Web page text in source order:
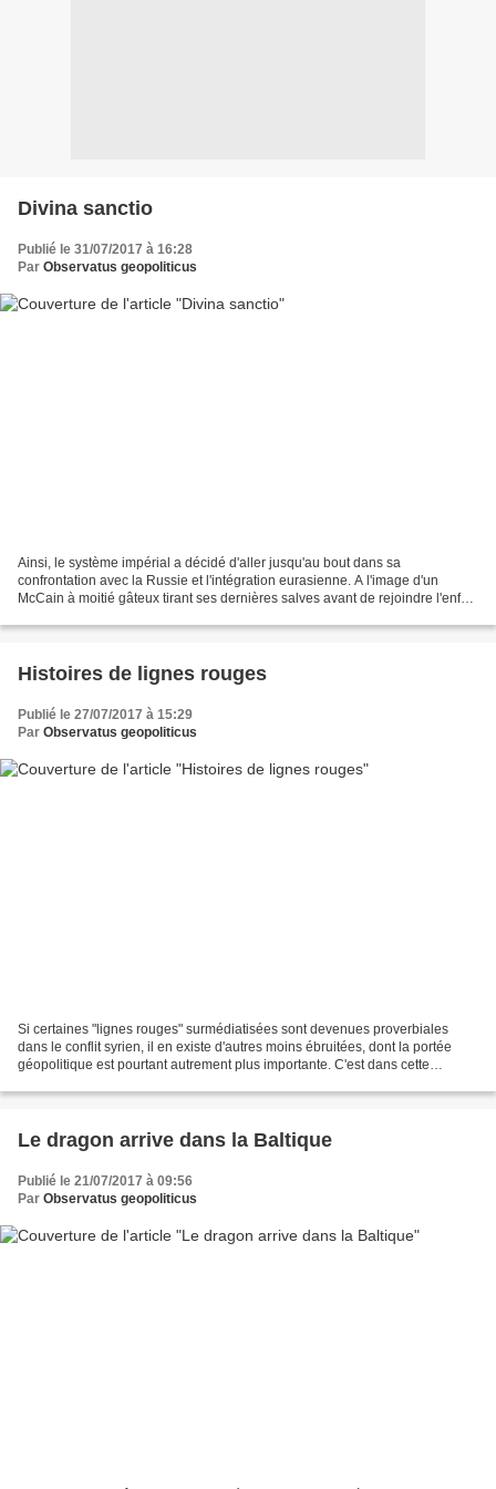
Divina sanctio
Publié le 31/07/2017 à 16:28
Par Observatus geopoliticus
Ainsi, le système impérial a décidé d'aller jusqu'au bout dans sa
confrontation avec la Russie et l'intégration eurasienne. A l'image d'un
McCain à moitié gâteux tirant ses dernières salves avant de rejoindre l'enfer,
Histoires de lignes rouges
Publié le 27/07/2017 à 15:29
Par Observatus geopoliticus
Si certaines "lignes rouges" surmédiatisées sont devenues proverbiales
dans le conflit syrien, il en existe d'autres moins ébruitées, dont la portée
géopolitique est pourtant autrement plus importante. C'est dans cette
Le dragon arrive dans la Baltique
Publié le 21/07/2017 à 09:56
Par Observatus geopoliticus